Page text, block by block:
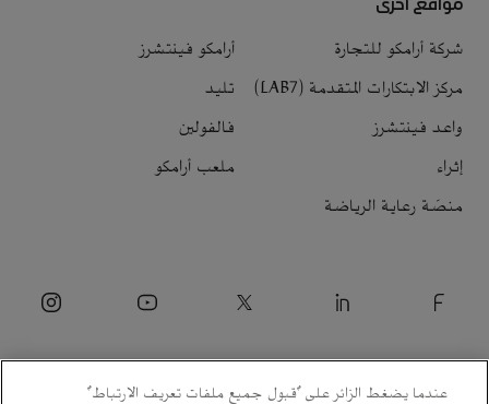
شركة أرامكو للتجارة
أرامكو فينتشرز
مركز الابتكارات المتقدمة (LAB7)
تليد
واعد فينتشرز
فالفولين
إثراء
ملعب أرامكو
منصّة رعاية الرياضة
عندما يضغط الزائر على "قبول جميع ملفات تعريف الارتباط"